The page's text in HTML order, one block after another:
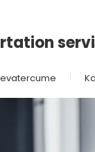
evatercume